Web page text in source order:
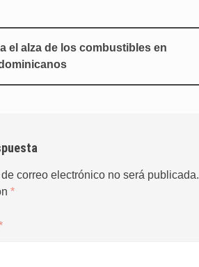
el alza de los combustibles en
correo electrónico no será publicada.
*